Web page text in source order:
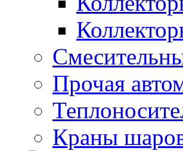
Прочая
Краны